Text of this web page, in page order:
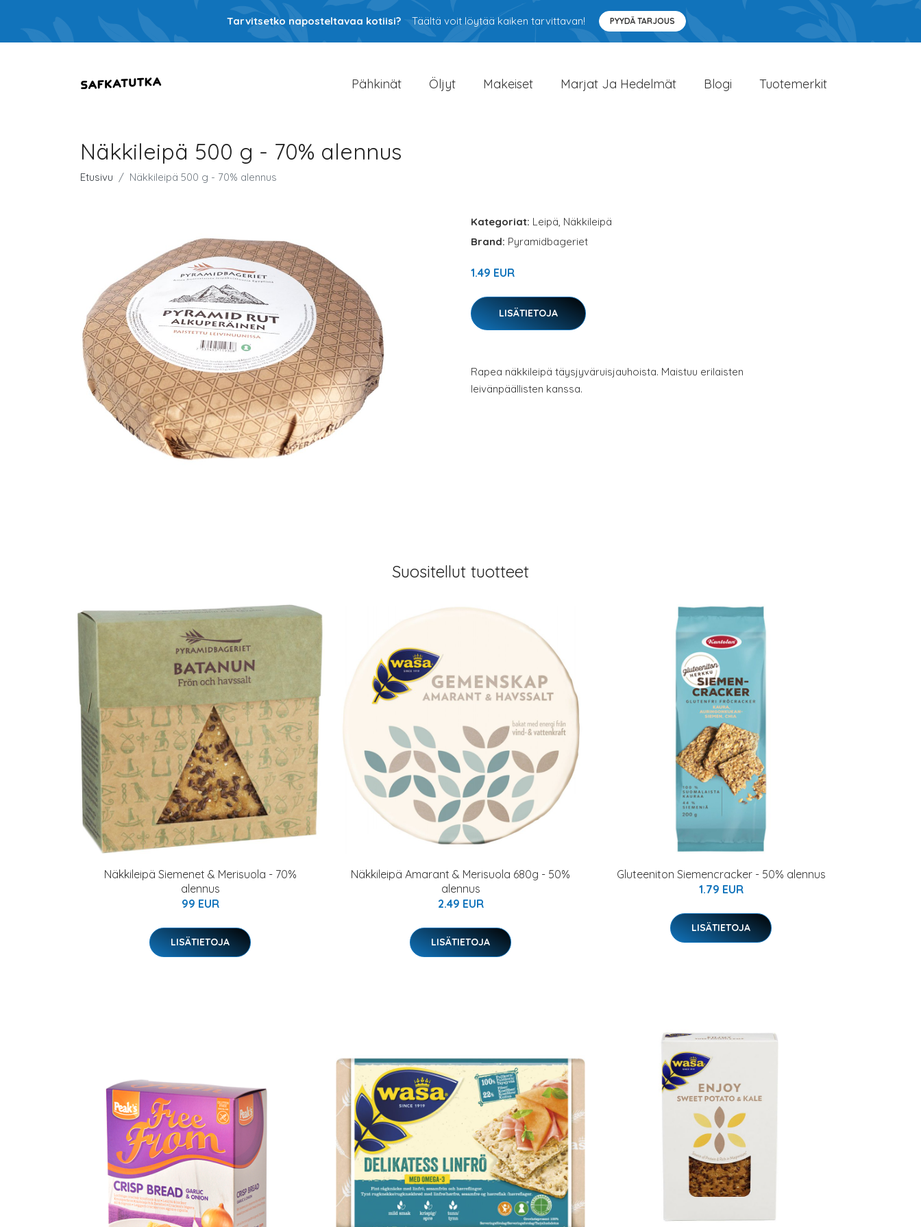
Tarvitsetko naposteltavaa kotiisi? Täältä voit löytää kaiken tarvittavan! PYYDÄ TARJOUS
Pähkinät Öljyt Makeiset Marjat Ja Hedelmät Blogi Tuotemerkit
Näkkileipä 500 g - 70% alennus
Etusivu Näkkileipä 500 g - 70% alennus
Kategoriat: Leipä, Näkkileipä
Brand: Pyramidbageriet
1.49 EUR
LISÄTIETOJA
Rapea näkkileipä täysjyväruisjauhoista. Maistuu erilaisten
leivänpäällisten kanssa.
Suositellut tuotteet
Näkkileipä Siemenet & Merisuola - 70%
alennus
99 EUR
LISÄTIETOJA
Näkkileipä Amarant & Merisuola 680g - 50%
alennus
2.49 EUR
LISÄTIETOJA
Gluteeniton Siemencracker - 50% alennus
1.79 EUR
LISÄTIETOJA